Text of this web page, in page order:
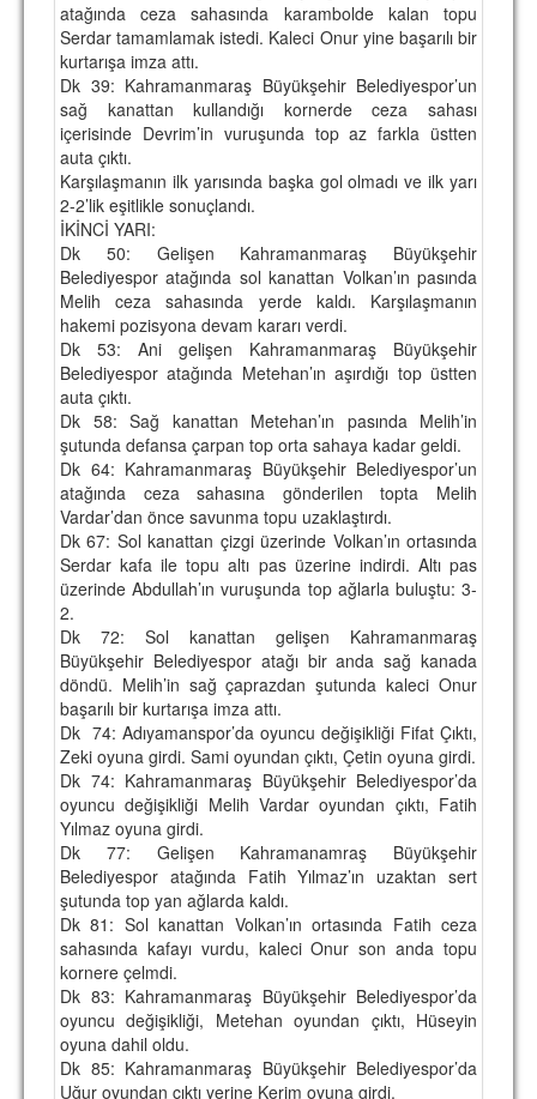
atağında ceza sahasında karambolde kalan topu
Serdar tamamlamak istedi. Kaleci Onur yine başarılı bir
kurtarışa imza attı.
Dk 39: Kahramanmaraş Büyükşehir Belediyespor’un
sağ kanattan kullandığı kornerde ceza sahası
içerisinde Devrim’in vuruşunda top az farkla üstten
auta çıktı.
Karşılaşmanın ilk yarısında başka gol olmadı ve ilk yarı
2-2’lik eşitlikle sonuçlandı.
İKİNCİ YARI:
Dk 50: Gelişen Kahramanmaraş Büyükşehir
Belediyespor atağında sol kanattan Volkan’ın pasında
Melih ceza sahasında yerde kaldı. Karşılaşmanın
hakemi pozisyona devam kararı verdi.
Dk 53: Ani gelişen Kahramanmaraş Büyükşehir
Belediyespor atağında Metehan’ın aşırdığı top üstten
auta çıktı.
Dk 58: Sağ kanattan Metehan’ın pasında Melih’in
şutunda defansa çarpan top orta sahaya kadar geldi.
Dk 64: Kahramanmaraş Büyükşehir Belediyespor’un
atağında ceza sahasına gönderilen topta Melih
Vardar’dan önce savunma topu uzaklaştırdı.
Dk 67: Sol kanattan çizgi üzerinde Volkan’ın ortasında
Serdar kafa ile topu altı pas üzerine indirdi. Altı pas
üzerinde Abdullah’ın vuruşunda top ağlarla buluştu: 3-
2.
Dk 72: Sol kanattan gelişen Kahramanmaraş
Büyükşehir Belediyespor atağı bir anda sağ kanada
döndü. Melih’in sağ çaprazdan şutunda kaleci Onur
başarılı bir kurtarışa imza attı.
Dk 74: Adıyamanspor’da oyuncu değişikliği Fifat Çıktı,
Zeki oyuna girdi. Sami oyundan çıktı, Çetin oyuna girdi.
Dk 74: Kahramanmaraş Büyükşehir Belediyespor’da
oyuncu değişikliği Melih Vardar oyundan çıktı, Fatih
Yılmaz oyuna girdi.
Dk 77: Gelişen Kahramanamraş Büyükşehir
Belediyespor atağında Fatih Yılmaz’ın uzaktan sert
şutunda top yan ağlarda kaldı.
Dk 81: Sol kanattan Volkan’ın ortasında Fatih ceza
sahasında kafayı vurdu, kaleci Onur son anda topu
kornere çelmdi.
Dk 83: Kahramanmaraş Büyükşehir Belediyespor’da
oyuncu değişikliği, Metehan oyundan çıktı, Hüseyin
oyuna dahil oldu.
Dk 85: Kahramanmaraş Büyükşehir Belediyespor’da
Uğur oyundan çıktı yerine Kerim oyuna girdi.